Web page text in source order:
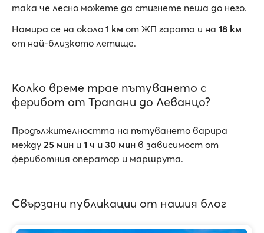
така че лесно можете да стигнете пеша до него.
Намира се на около 1 км от ЖП гарата и на 18 км
от най-близкото летище.
Колко време трае пътуването с
ферибот от Трапани до Леванцо?
Продължителността на пътуването варира
между 25 мин и 1 ч и 30 мин в зависимост от
фериботния оператор и маршрута.
Свързани публикации от нашия блог